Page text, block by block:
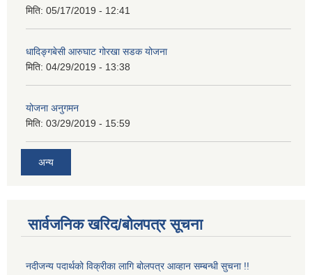
मिति: 05/17/2019 - 12:41
धादिङ्गबेसी आरुघाट गोरखा सडक योजना
मिति: 04/29/2019 - 13:38
योजना अनुगमन
मिति: 03/29/2019 - 15:59
अन्य
सार्वजनिक खरिद/बोलपत्र सूचना
नदीजन्य पदार्थको विक्रीका लागि बोलपत्र आव्हान सम्बन्धी सुचना !!